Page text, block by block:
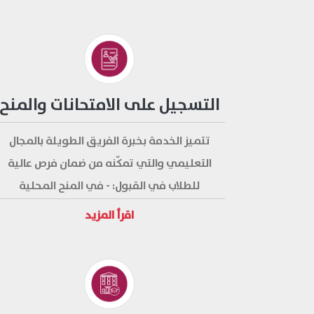
خلال معرفاتنا الرسمية؛ وتتميز هذه الخدمة
بدقة المعلومات المقدمة وسرعة الرد.
التسجيل على الامتحانات والمنح
تتميز الخدمة بخبرة الفريق الطويلة بالمجال
التعليمي والتي تمكّنه من ضمان فرص عالية
للطلاب في القبول: - في المنح المحلية
كالمنحة التركية الشاملة" -المنح الدولية
مختلف الامتحانات المحلية والدولية كاليوس
والسات وغيرها بأجور بسيطة.
اقرأ المزيد